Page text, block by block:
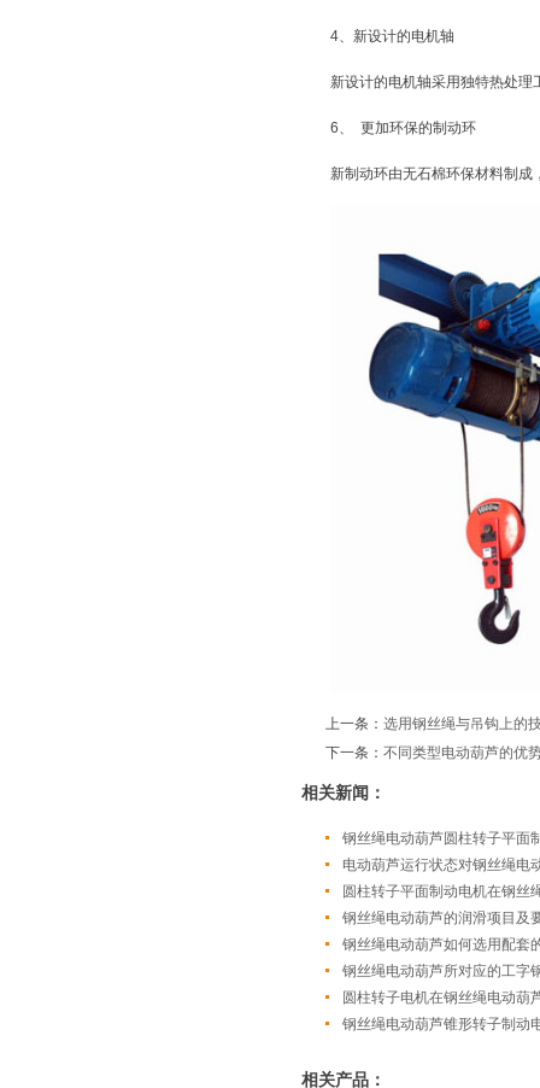
4、新设计的电机轴
新设计的电机轴采用独特热处
6、 更加环保的制动环
新制动环由无石棉环保材料制
上一条： 选用钢丝绳与吊钩上的
下一条： 不同类型电动葫芦的优
相关新闻：
钢丝绳电动葫芦圆柱转子平面
电动葫芦运行状态对钢丝绳电
圆柱转子平面制动电机在钢丝
钢丝绳电动葫芦的润滑项目及
钢丝绳电动葫芦如何选用配套
钢丝绳电动葫芦所对应的工字
圆柱转子电机在钢丝绳电动葫
钢丝绳电动葫芦锥形转子制动
相关产品：